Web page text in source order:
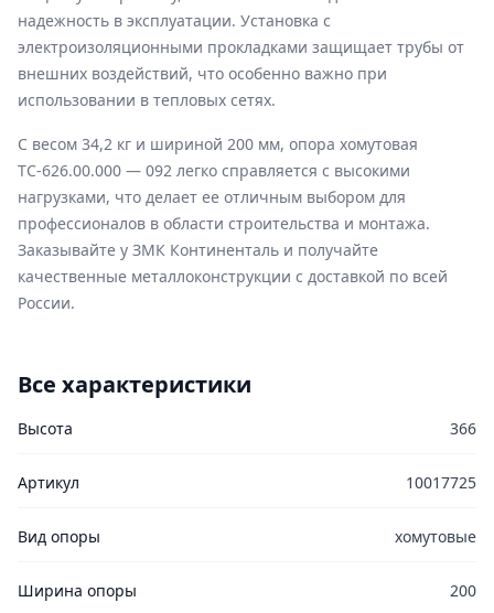
надежность в эксплуатации. Установка с
электроизоляционными прокладками защищает трубы от
внешних воздействий, что особенно важно при
использовании в тепловых сетях.
С весом 34,2 кг и шириной 200 мм, опора хомутовая
ТС-626.00.000 — 092 легко справляется с высокими
нагрузками, что делает ее отличным выбором для
профессионалов в области строительства и монтажа.
Заказывайте у ЗМК Континенталь и получайте
качественные металлоконструкции с доставкой по всей
России.
Все характеристики
Высота 366
Артикул 10017725
Вид опоры хомутовые
Ширина опоры 200